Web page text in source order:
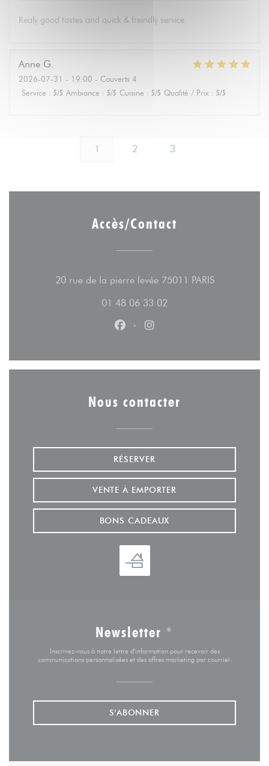
Realy good tastes and quick & freindly service.
Anne G
2026-07-31 - 19:00 - Couverts 4
Service : 5/5 Ambiance : 5/5 Cuisine : 5/5 Qualité / Prix : 5/5
1 2 3
Accès/Contact
20 rue de la pierre levée 75011 PARIS((ouvre une
01 48 06 33 02
Facebook ((ouvre une nouvelle
Instagram ((ouvre une
Nous contacter
RÉSERVER
VENTE À EMPORTER
BONS CADEAUX
Newsletter *
Inscrivez-vous à notre lettre d'information pour recevoir des
communications personnalisées et des offres marketing par courriel.
S'ABONNER